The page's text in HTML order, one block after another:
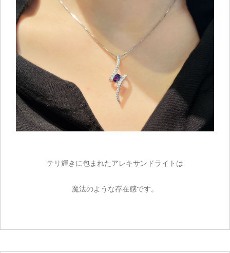
テリ輝きに包まれたアレキサンドライトは
魔法のような存在感です。